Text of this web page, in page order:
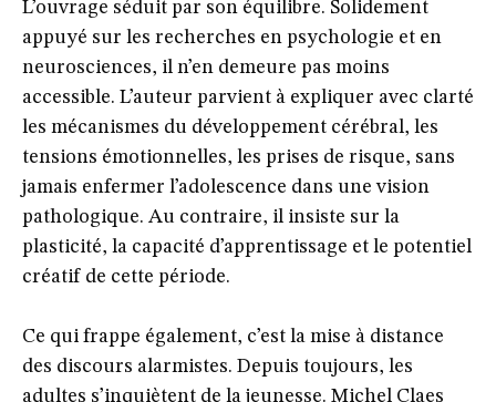
L’ouvrage séduit par son équilibre. Solidement
appuyé sur les recherches en psychologie et en
neurosciences, il n’en demeure pas moins
accessible. L’auteur parvient à expliquer avec clarté
les mécanismes du développement cérébral, les
tensions émotionnelles, les prises de risque, sans
jamais enfermer l’adolescence dans une vision
pathologique. Au contraire, il insiste sur la
plasticité, la capacité d’apprentissage et le potentiel
créatif de cette période.
Ce qui frappe également, c’est la mise à distance
des discours alarmistes. Depuis toujours, les
adultes s’inquiètent de la jeunesse. Michel Claes